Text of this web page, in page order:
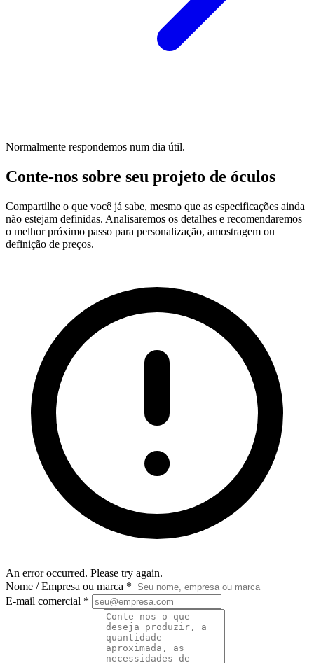
Normalmente respondemos num dia útil.
Conte-nos sobre seu projeto de óculos
Compartilhe o que você já sabe, mesmo que as especificações ainda
não estejam definidas. Analisaremos os detalhes e recomendaremos
o melhor próximo passo para personalização, amostragem ou
definição de preços.
An error occurred. Please try again.
Nome / Empresa ou marca *
E-mail comercial *